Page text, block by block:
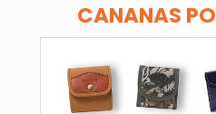
CANANAS